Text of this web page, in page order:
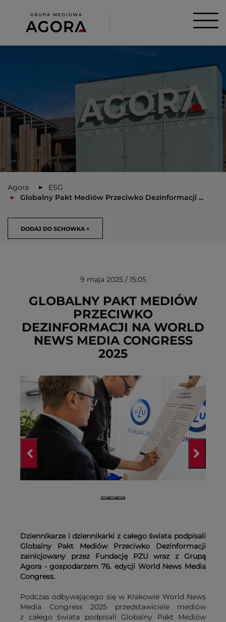
Agora
ESG
Globalny Pakt Mediów Przeciwko Dezinformacji ...
DODAJ DO SCHOWKA +
USUŃ ZE SCHOWKA
9 maja 2025 / 15:05
GLOBALNY PAKT MEDIÓW
PRZECIWKO
DEZINFORMACJI NA WORLD
NEWS MEDIA CONGRESS
2025
Dziennikarze i dziennikarki z całego świata podpisali
Globalny Pakt Mediów Przeciwko Dezinformacji
zainicjowany przez Fundację PZU wraz z Grupą
Agora - gospodarzem 76. edycji World News Media
Congress.
Podczas odbywającego się w Krakowie World News
Media Congress 2025 przedstawiciele mediów
z całego świata podpisali Globalny Pakt Mediów